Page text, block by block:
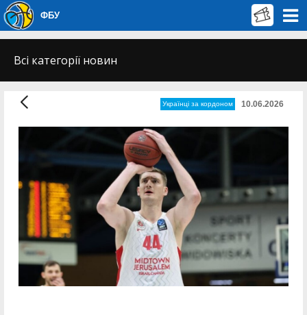
ФБУ
Всі категорії новин
Українці за кордоном 10.06.2026